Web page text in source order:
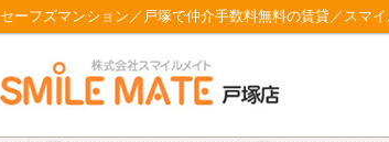
セーフズマンション／戸塚で仲介手数料無料の賃貸／スマ